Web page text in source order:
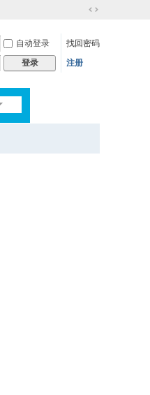
到
自动登录
找回密码
登录 注册